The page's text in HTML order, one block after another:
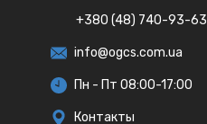
+380 (48) 740-93-63
info@ogcs.com.ua
Пн - Пт 08:00-17:00
Контакты